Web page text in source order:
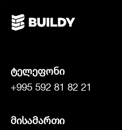
ტელეფონი
+995 592 81 82 21
მისამართი